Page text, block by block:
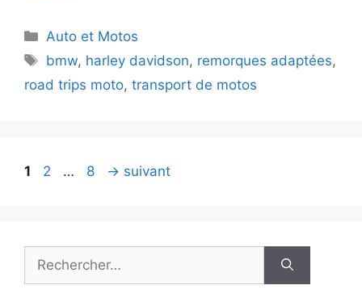
Catégories
Auto et Motos
Étiquettes
bmw, harley davidson, remorques adaptées,
road trips moto, transport de motos
Page
1 Page
2 … Page
8 → suivant